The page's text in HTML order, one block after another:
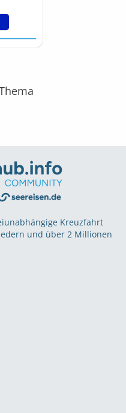
Kreuzfahrt
und über 2 Millionen